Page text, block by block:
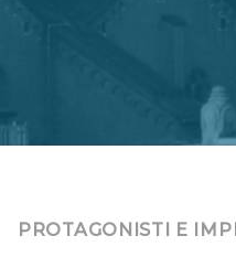
PROTAGONISTI E